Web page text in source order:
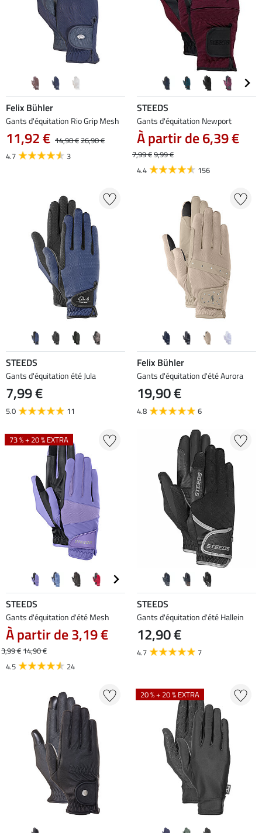
Felix Bühler
Gants d'équitation Rio Grip Mesh
11,92 € 14,90 €26,90 €
4.7
3
STEEDS
Gants d'équitation Newport
À partir de 6,39 €
7,99 €9,99 €
4.4
156
STEEDS
Gants d'équitation été Jula
7,99 €
5.0 11
Felix Bühler
Gants d'équitation d'été Aurora
19,90 €
4.8 6
73 % + 20 % EXTRA
STEEDS
Gants d'équitation d'été Mesh
À partir de 3,19 €
3,99 €14,90 €
4.5
24
STEEDS
Gants d'équitation d'été Hallein
12,90 €
4.7 7
20 % + 20 % EXTRA